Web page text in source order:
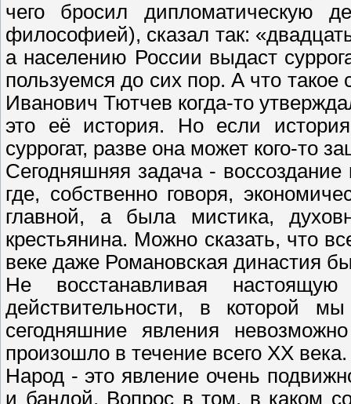
чего бросил дипломатическую
философией), сказал так:
а населению России выдаст
пользуемся до сих пор. А что
Иванович Тютчев когда-то
это её история. Но если
суррогат, разве она может кого-то
Сегодняшняя задача -
где, собственно говоря,
главной, а была мистика,
крестьянина. Можно сказать, что
веке даже Романовская династия
Не восстанавливая
действительности, в которой
сегодняшние явления
произошло в течение всего XX века.
Народ - это явление очень
и бандой. Вопрос в том, в каком